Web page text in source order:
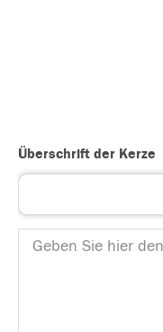
Überschrift der Kerze